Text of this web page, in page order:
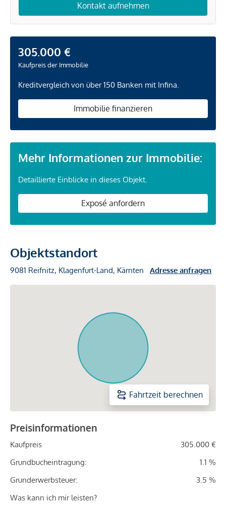
Kontakt aufnehmen
305.000 €
Kaufpreis der Immobilie
Kreditvergleich von über 150 Banken mit Infina.
Immobilie finanzieren
Mehr Informationen zur Immobilie:
Detaillierte Einblicke in dieses Objekt.
Exposé anfordern
Objektstandort
9081 Reifnitz, Klagenfurt-Land, Kärnten Adresse anfragen
Fahrtzeit berechnen
Preisinformationen
Kaufpreis
305.000 €
Grundbucheintragung:
1.1 %
Grunderwerbsteuer:
3.5 %
Was kann ich mir leisten?